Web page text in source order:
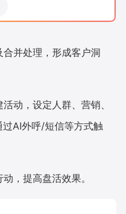
告
流
并处理，形成客户洞
动，设定人群、营销、
AI外呼/短信等方式触
，提高盘活效果。